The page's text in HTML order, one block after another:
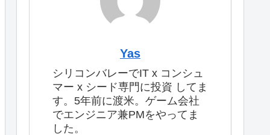
Yas
シリコンバレーでIT x コンシュ
マー x シード専門に投資 してま
す。5年前に渡米。ゲーム会社
でエンジニア兼PMをやってま
した。